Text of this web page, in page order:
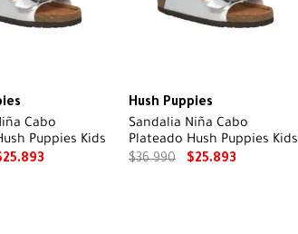
Cabo
Puppies Kids
25.893
Hush Puppies
Sandalia Niña Cabo
Plateado Hush Puppies Kids
$36.990 $25.893